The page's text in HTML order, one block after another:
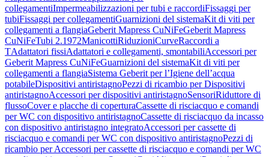
collegamentiImpermeabilizzazioni per tubi e raccordiFissaggi per
tubiFissaggi per collegamentiGuarnizioni del sistemaKit di viti per
collegamenti a flangiaGeberit Mapress CuNiFeGeberit Mapress
CuNiFeTubi 2.1972ManicottiRiduzioniCurveRaccordi a
TAdattatori fissiAdattatori e collegamenti, smontabiliAccessori per
Geberit Mapress CuNiFeGuarnizioni del sistemaKit di viti per
collegamenti a flangiaSistema Geberit per l’Igiene dell’acqua
potabileDispositivi antiristagnoPezzi di ricambio per Dispositivi
antiristagnoAccessori per dispositivi antiristagnoSensoriRiduttore di
flussoCover e placche di coperturaCassette di risciacquo e comandi
per WC con dispositivo antiristagnoCassette di risciacquo da incasso
con dispositivo antiristagno integratoAccessori per cassette di
risciacquo e comandi per WC con dispositivo antiristagnoPezzi di
ricambio per Accessori per cassette di risciacquo e comandi per WC